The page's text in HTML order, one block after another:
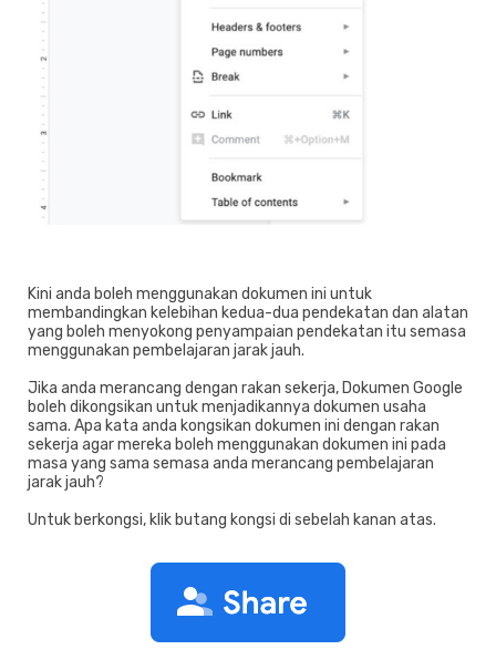
Kini anda boleh menggunakan dokumen ini untuk
membandingkan kelebihan kedua-dua pendekatan dan alatan
yang boleh menyokong penyampaian pendekatan itu semasa
menggunakan pembelajaran jarak jauh.
Jika anda merancang dengan rakan sekerja, Dokumen Google
boleh dikongsikan untuk menjadikannya dokumen usaha
sama. Apa kata anda kongsikan dokumen ini dengan rakan
sekerja agar mereka boleh menggunakan dokumen ini pada
masa yang sama semasa anda merancang pembelajaran
jarak jauh?
Untuk berkongsi, klik butang kongsi di sebelah kanan atas.